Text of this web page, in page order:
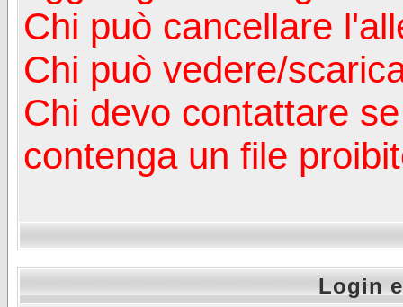
Chi può cancellare
Chi può vedere/
Chi devo contattare
contenga un file
Login